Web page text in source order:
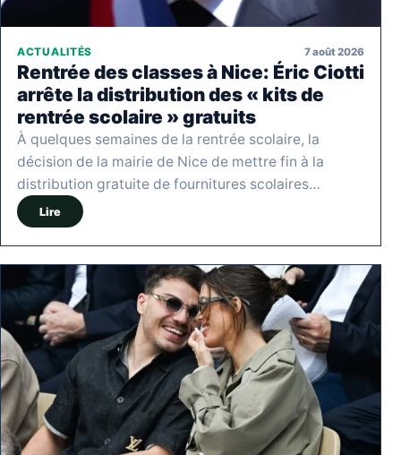
ACTUALITÉS 7 août 2026
Rentrée des classes à Nice: Éric Ciotti
arrête la distribution des « kits de
rentrée scolaire » gratuits
À quelques semaines de la rentrée scolaire, la
décision de la mairie de Nice de mettre fin à la
distribution gratuite de fournitures scolaires…
Lire